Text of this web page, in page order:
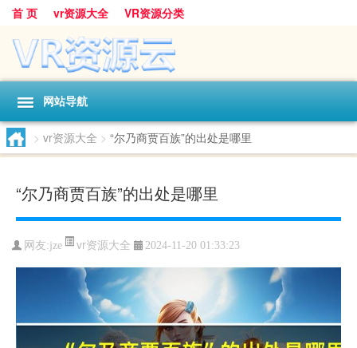
首 页 vr资源大全 VR资源分类
网站导航
> vr资源大全 > “尔乃商贾百族”的出处是哪里
“尔乃商贾百族”的出处是哪里
网友:jze vr资源大全 2024-11-20 01:33:23